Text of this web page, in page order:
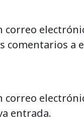
correo
comentarios a
correo
entrada.